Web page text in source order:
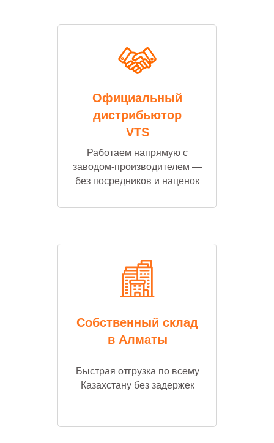
Официальный
дистрибьютор
VTS
Собственный склад
в Алматы
Работаем напрямую с
заводом-производителем —
без посредников и наценок
Быстрая отгрузка по всему
Казахстану без задержек